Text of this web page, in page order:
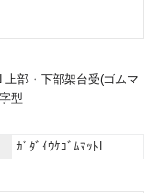
上部・下部架台受(ゴムマ
型
ｶﾞﾀﾞｲｳｹｺﾞﾑﾏｯﾄL